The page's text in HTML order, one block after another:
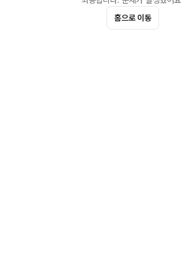
홈으로 이동